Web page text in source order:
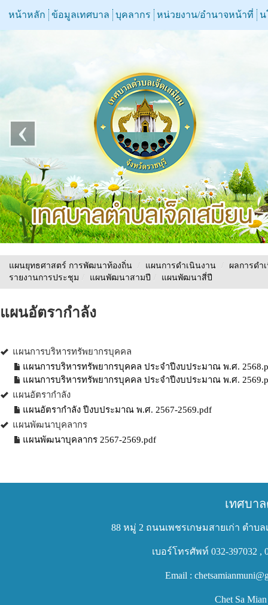
หน้าหลัก ข้อมูลเทศบาล บุคลากร หน่วยงาน/อำนาจหน้าที่ น
‹
แผนยุทธศาสตร์ การพัฒนาท้องถิ่น / แผนการดำเนินงาน /
ผลการดำ
รายงานการประชุม / แผนพัฒนาสามปี / แผนพัฒนาสี่ปี
แผนอัตรากำลัง
แผนการบริหารทรัพยากรบุคคล
แผนการบริหารทรัพยากรบุคคล ประจำปีงบประมาณ พ.ศ.
แผนการบริหารทรัพยากรบุคคล ประจำปีงบประมาณ พ.ศ.
แผนอัตรากำลัง
แผนอัตรากำลัง ปีงบประมาณ พ.ศ. 2567-2569.pdf
แผนพัฒนาบุคลากร
แผนพัฒนาบุคลากร 2567-2569.pdf
เทศบา
88 หมู่ 2 ถนนเพชรเกษมสายเก่า ตำบ
เบอร์โทรศัพท์ 032-397032 ,
Email :
Chet Sa